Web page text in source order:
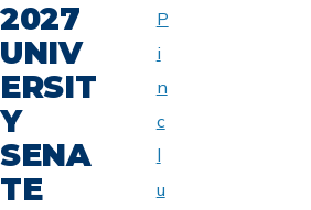
2027
UNIV
ERSIT
Y
SENA
TE
P
i
n
c
l
u